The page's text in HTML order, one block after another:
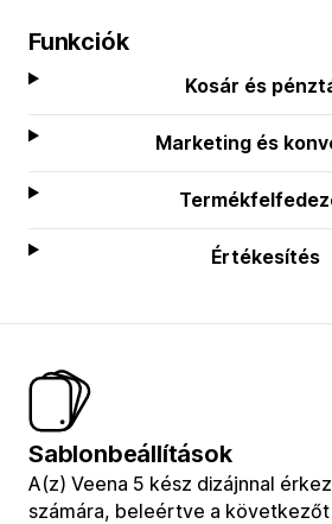
Funkciók
Kosár és
Marketing és
Értékesítés
Sablonbeállítások
A(z) Veena 5 kész dizájnnal
számára, beleértve a következőt